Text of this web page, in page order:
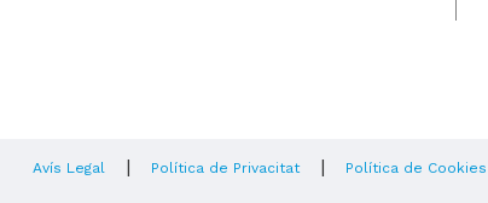
Avís Legal | Política de Privacitat | Política de Cookies